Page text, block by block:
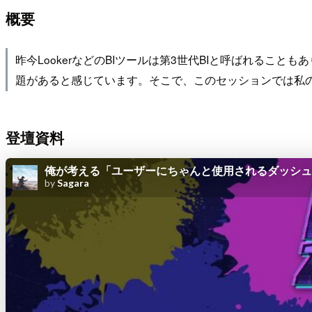
概要
昨今LookerなどのBIツールは第3世代BIと呼ばれることも
題があると感じています。そこで、このセッションでは
登壇資料